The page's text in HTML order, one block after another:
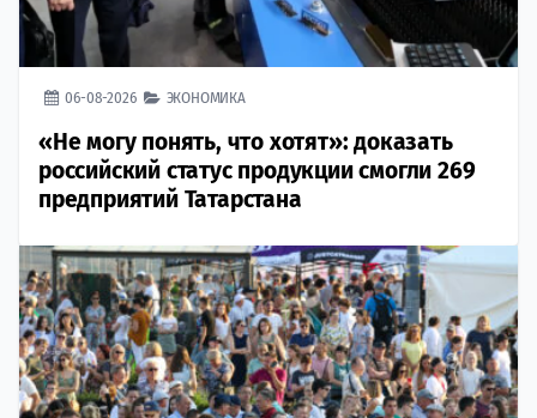
06-08-2026 ЭКОНОМИКА
«Не могу понять, что хотят»: доказать
российский статус продукции смогли 269
предприятий Татарстана